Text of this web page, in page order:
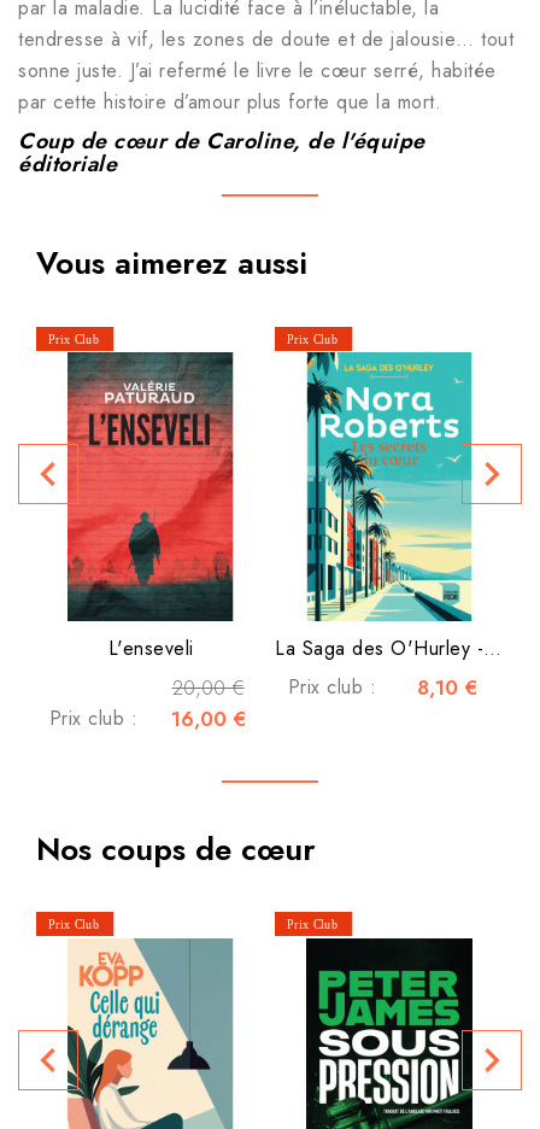
par la maladie. La lucidité face à l’inéluctable, la
tendresse à vif, les zones de doute et de jalousie… tout
sonne juste. J’ai refermé le livre le cœur serré, habitée
par cette histoire d’amour plus forte que la mort.
Coup de cœur de Caroline, de l'équipe
éditoriale
Vous aimerez aussi
L'enseveli
20,00 €
Prix club : 16,00 €
La Saga des O'Hurley - Tome...
Prix club :
8,10 €
navigate_before navigate_next
Nos coups de cœur
navigate_before navigate_next